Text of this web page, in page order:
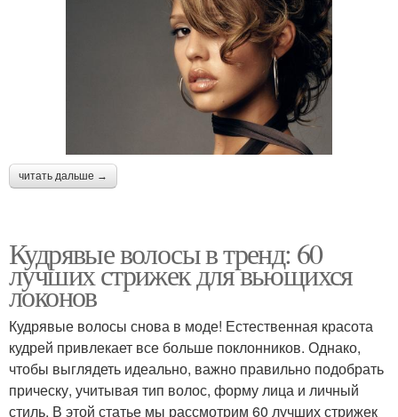
читать дальше →
Кудрявые волосы в тренд: 60
лучших стрижек для вьющихся
локонов
Кудрявые волосы снова в моде! Естественная красота
кудрей привлекает все больше поклонников. Однако,
чтобы выглядеть идеально, важно правильно подобрать
прическу, учитывая тип волос, форму лица и личный
стиль. В этой статье мы рассмотрим 60 лучших стрижек